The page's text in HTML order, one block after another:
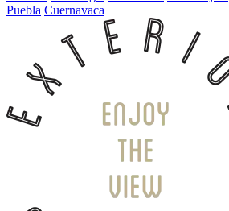
Puebla Cuernavaca